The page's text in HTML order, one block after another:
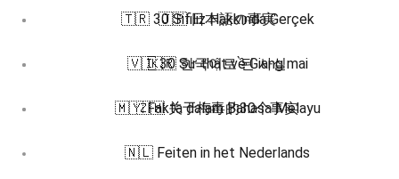
🇹🇷 30 Sifiliz Hakkında Gerçek
🇻🇮 30 Sự thật về Giang mai
🇿🇭 关于梅毒的30个事实
🇯🇵 日本語の事実
🇰🇷 한국어로 된 사실
🇲🇾 Fakta dalam Bahasa Melayu
🇳🇱 Feiten in het Nederlands